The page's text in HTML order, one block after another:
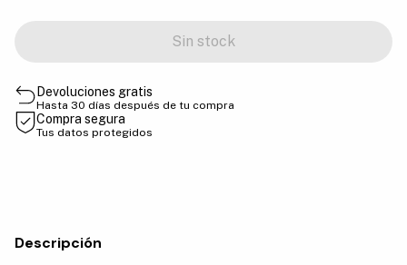
Devoluciones gratis
Hasta 30 días después de tu compra
Compra segura
Tus datos protegidos
Descripción